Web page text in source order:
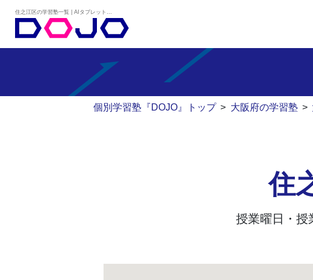
個別学習塾『DOJO』トップ > 大阪府の学習塾 >
住
授業曜日・授